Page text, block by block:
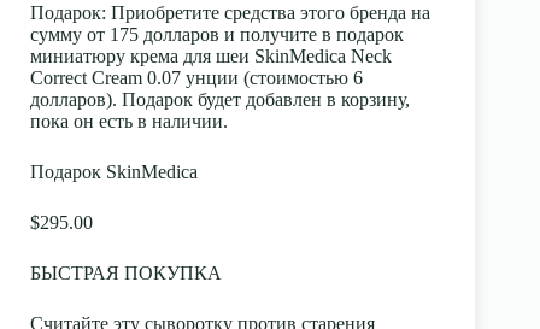
Подарок: Приобретите средства этого бренда на
сумму от 175 долларов и получите в подарок
миниатюру крема для шеи SkinMedica Neck
Correct Cream 0.07 унции (стоимостью 6
долларов). Подарок будет добавлен в корзину,
пока он есть в наличии.
Подарок SkinMedica
$295.00
БЫСТРАЯ ПОКУПКА
Считайте эту сыворотку против старения